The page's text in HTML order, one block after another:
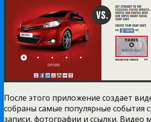
После этого приложение создает
собраны самые популярные события
записи, фотографии и ссылки. Видео